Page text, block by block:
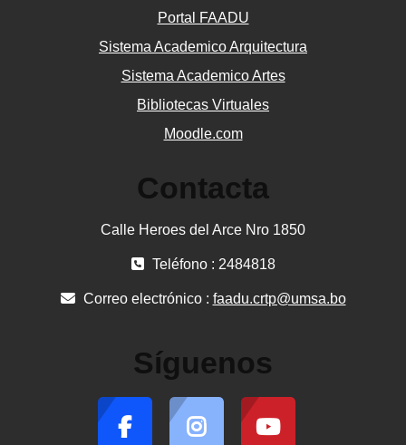
Portal FAADU
Sistema Academico Arquitectura
Sistema Academico Artes
Bibliotecas Virtuales
Moodle.com
Contacta
Calle Heroes del Arce Nro 1850
Teléfono : 2484818
Correo electrónico : faadu.crtp@umsa.bo
Síguenos